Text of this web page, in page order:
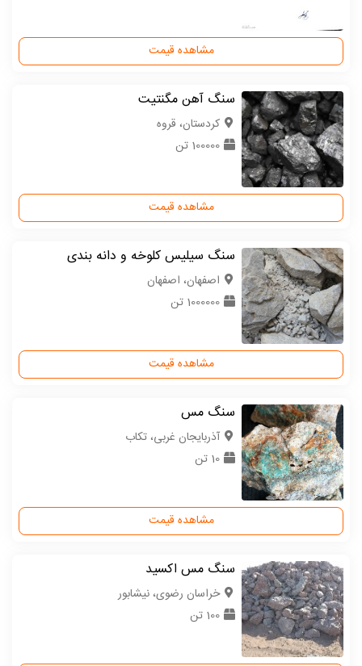
مشاهده قیمت
سنگ آهن مگنتیت
كردستان، قروه
100000 تن
مشاهده قیمت
سنگ سیلیس کلوخه و دانه بندی
اصفهان، اصفهان
1000000 تن
مشاهده قیمت
سنگ مس
آذربایجان غربی، تکاب
10 تن
مشاهده قیمت
سنگ مس اکسید
خراسان رضوی، نیشابور
100 تن